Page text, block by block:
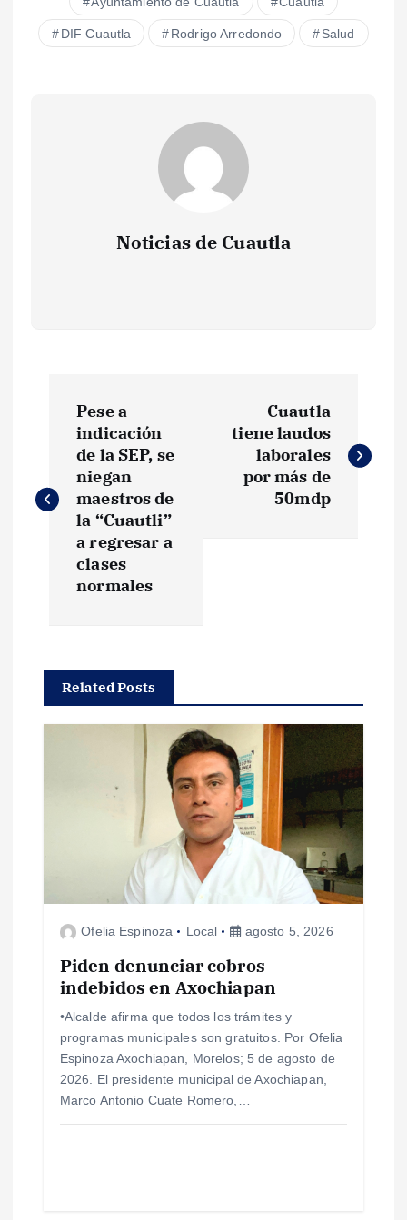
DIF Cuautla Rodrigo Arredondo Salud
Noticias de Cuautla
v
c
Pese a
indicación
de la SEP, se
niegan
maestros de
la “Cuautli”
a regresar a
clases
normales
Cuautla
tiene laudos
laborales
por más de
50mdp
Related Posts
Ofelia Espinoza Local agosto 5, 2026
Piden denunciar cobros
indebidos en Axochiapan
•Alcalde afirma que todos los trámites y
programas municipales son gratuitos. Por Ofelia
Espinoza Axochiapan, Morelos; 5 de agosto de
2026. El presidente municipal de Axochiapan,
Marco Antonio Cuate Romero,…